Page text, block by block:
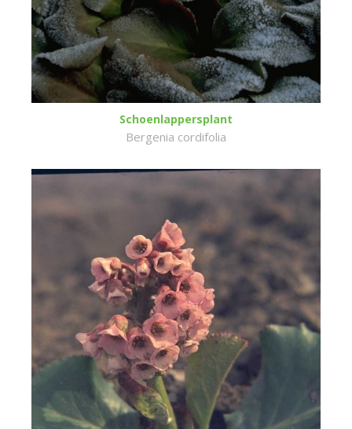
Schoenlappersplant
Bergenia cordifolia